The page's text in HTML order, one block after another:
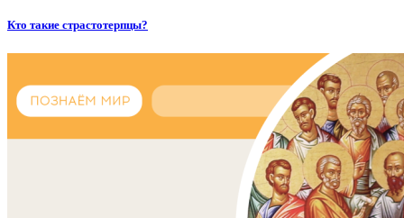
Кто такие страстотерпцы?